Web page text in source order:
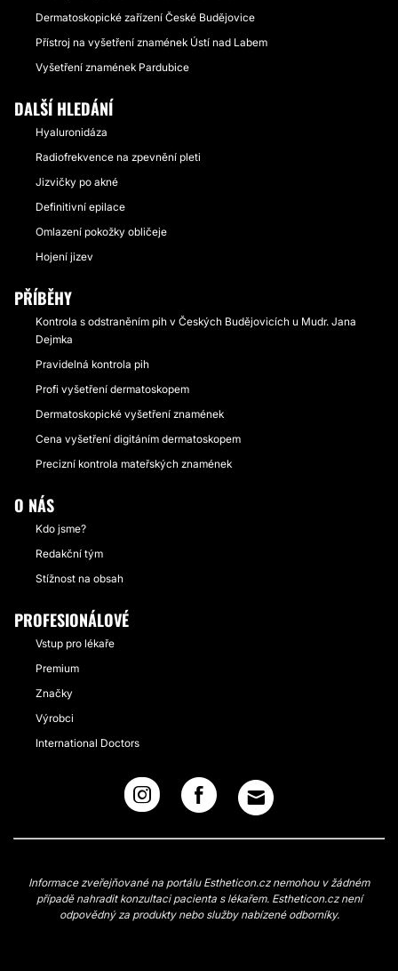
Dermatoskopické zařízení České Budějovice
Přístroj na vyšetření znamének Ústí nad Labem
Vyšetření znamének Pardubice
DALŠÍ HLEDÁNÍ
Hyaluronidáza
Radiofrekvence na zpevnění pleti
Jizvičky po akné
Definitivní epilace
Omlazení pokožky obličeje
Hojení jizev
PŘÍBĚHY
Kontrola s odstraněním pih v Českých Budějovicích u Mudr. Jana
Dejmka
Pravidelná kontrola pih
Profi vyšetření dermatoskopem
Dermatoskopické vyšetření znamének
Cena vyšetření digitáním dermatoskopem
Precizní kontrola mateřských znamének
O NÁS
Kdo jsme?
Redakční tým
Stížnost na obsah
PROFESIONÁLOVÉ
Vstup pro lékaře
Premium
Značky
Výrobci
International Doctors
Informace zveřejňované na portálu Estheticon.cz nemohou v žádném
případě nahradit konzultaci pacienta s lékařem. Estheticon.cz není
odpovědný za produkty nebo služby nabízené odborníky.